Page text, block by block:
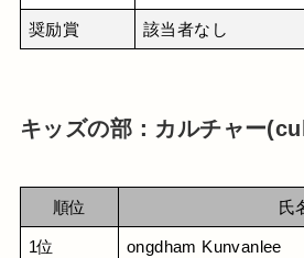
奨励賞 該当者なし
キッズの部：カルチャー
順位 氏
1位 ongdham Kunvanlee